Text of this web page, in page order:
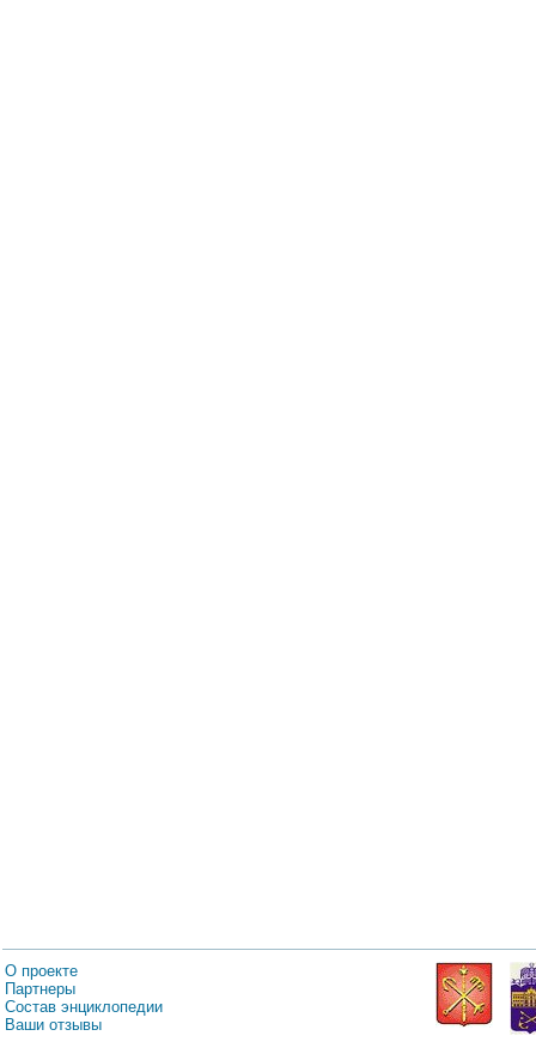
О проекте
Партнеры
Состав энциклопедии
Ваши отзывы